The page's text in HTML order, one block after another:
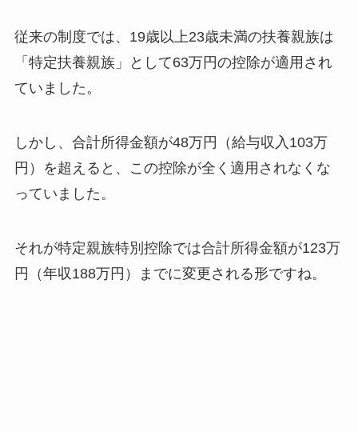
従来の制度では、19歳以上23歳未満の扶養親族は
「特定扶養親族」として63万円の控除が適用され
ていました。
しかし、合計所得金額が48万円（給与収入103万
円）を超えると、この控除が全く適用されなくな
っていました。
それが特定親族特別控除では合計所得金額が123万
円（年収188万円）までに変更される形ですね。